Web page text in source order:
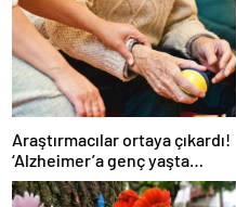
Araştırmacılar ortaya çıkardı!
‘Alzheimer’a genç yaşta
yakalanabilirsiniz’